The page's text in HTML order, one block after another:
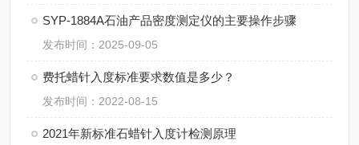
SYP-1884A石油产品密度测定仪的主要操作步骤
发布时间：2025-09-05
费托蜡针入度标准要求数值是多少？
发布时间：2022-08-15
2021年新标准石蜡针入度计检测原理